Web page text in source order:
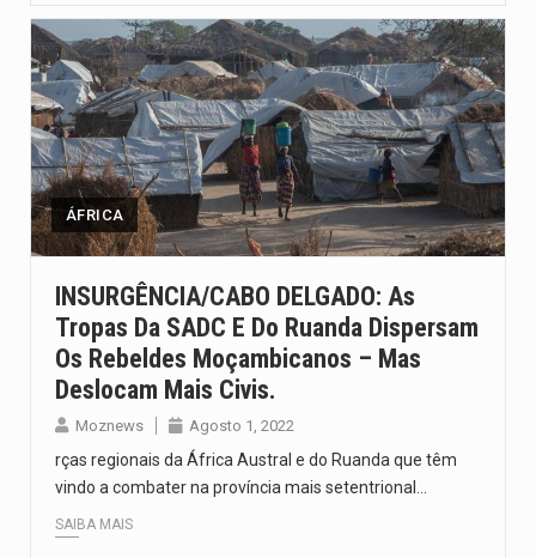
ÁFRICA
INSURGÊNCIA/CABO DELGADO: As
Tropas Da SADC E Do Ruanda Dispersam
Os Rebeldes Moçambicanos – Mas
Deslocam Mais Civis.
Moznews Agosto 1, 2022
rças regionais da África Austral e do Ruanda que têm
vindo a combater na província mais setentrional…
SAIBA MAIS